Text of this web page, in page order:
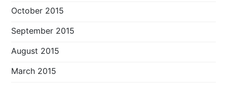
October 2015
September 2015
August 2015
March 2015